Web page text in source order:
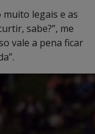
muito legais e as
sabe?”, me
vale a pena ficar